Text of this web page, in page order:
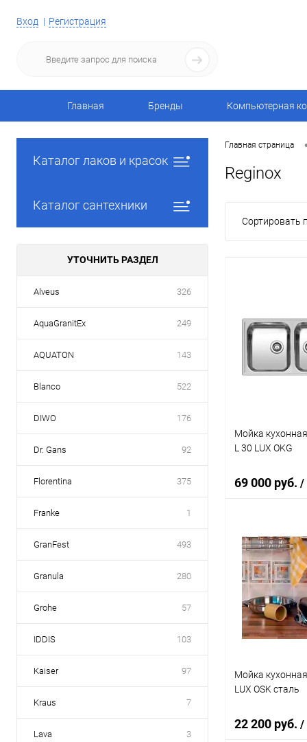
Вход Регистрация
Главная Бренды Компьютерная
Каталог лаков и красок
Каталог сантехники
УТОЧНИТЬ РАЗДЕЛ
Alveus 326
AquaGranitEx 249
AQUATON 143
Blanco 522
DIWO 176
Dr. Gans 92
Florentina 375
Franke 1
GranFest 493
Granula 280
Grohe 57
IDDIS 103
Kaiser 97
Kraus 7
Lava 3
Главная страница
Reginox
Сортировать
Мойка
L 30 LUX OKG
69 000 руб. /
В
Купить в 1
В избранное
Мойка
LUX OSK сталь
22 200 руб. /